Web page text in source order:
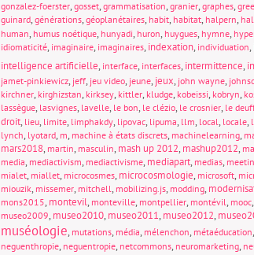
gonzalez-foerster, gosset, grammatisation, granier, graphes,
guinard, générations, géoplanétaires, habit, habitat, halpern,
human, humus noétique, hunyadi, huron, huygues, hymne,
idiomaticité, imaginaire, imaginaires, indexation, individuation,
intelligence artificielle, interface, interfaces, intermittence,
jamet-pinkiewicz, jeff, jeu video, jeune, jeux, john wayne,
kirchner, kirghizstan, kirksey, kittler, kludge, kobeissi, kobryn,
lassègue, lasvignes, lavelle, le bon, le clézio, le crosnier, le
droit, lieu, limite, limphakdy, lipovac, lipuma, llm, local, locale,
lynch, lyotard, m, machine à états discrets, machinelearning,
mars2018, martin, masculin, mash up 2012, mashup2012,
media, mediactivism, mediactivisme, mediapart, medias,
mialet, miallet, microcosmes, microcosmologie, microsoft,
miouzik, missemer, mitchell, mobilizing.js, modding,
mons2015, montevil, monteville, montpellier, montévil, mooc,
museo2009, museo2010, museo2011, museo2012,
muséologie, mutations, média, mélenchon, métaéducation,
neguenthropie, neguentropie, netcommons, neuromarketing,